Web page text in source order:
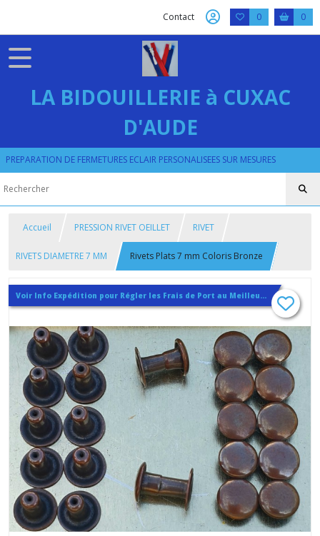
Contact 0 0
LA BIDOUILLERIE à CUXAC
D'AUDE
PREPARATION DE FERMETURES ECLAIR PERSONALISEES SUR MESURES
Accueil PRESSION RIVET OEILLET RIVET
RIVETS DIAMETRE 7 MM Rivets Plats 7 mm Coloris Bronze
Voir Info Expédition pour Régler les Frais de Port au Meilleur Prix , En haut d'ecran à Droite